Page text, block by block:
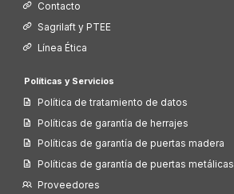
Contacto
Sagrilaft y PTEE
Línea Ética
Políticas y Servicios
Política de tratamiento de datos
Políticas de garantía de herrajes
Políticas de garantía de puertas madera
Políticas de garantía de puertas metálicas
Proveedores